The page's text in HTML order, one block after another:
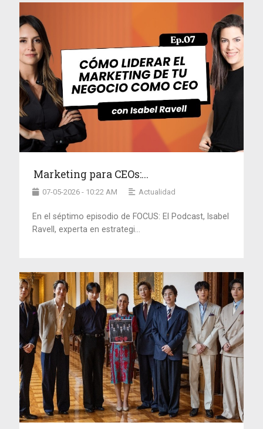
Marketing para CEOs:...
07-05-2026 - 10:22 AM Actualidad
En el séptimo episodio de FOCUS: El Podcast, Isabel
Ravell, experta en estrategi...